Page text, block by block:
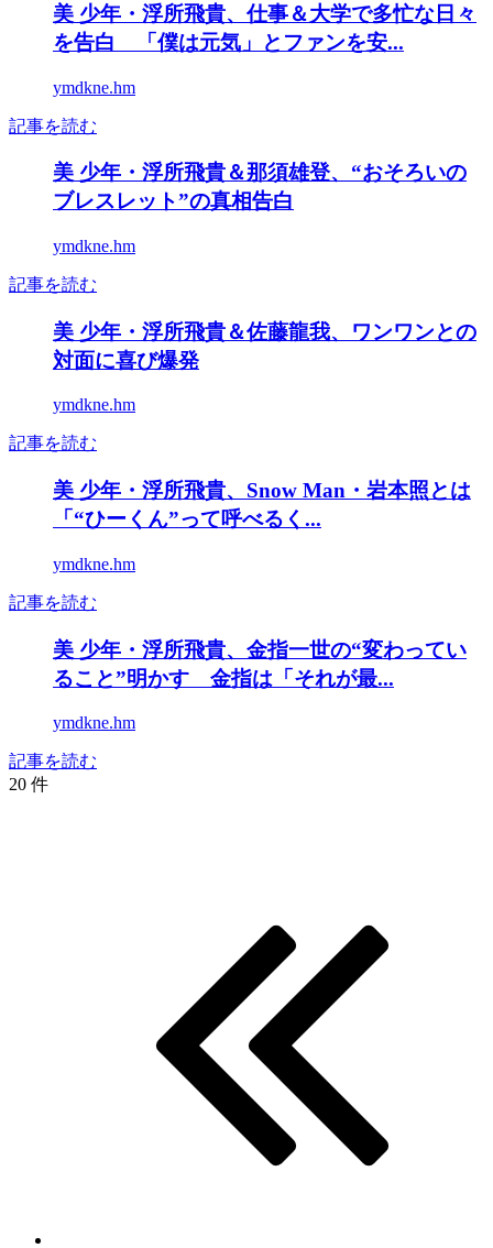
美 少年・浮所飛貴、仕事＆大学で多忙な日々
を告白 「僕は元気」とファンを安...
ymdkne.hm
記事を読む
美 少年・浮所飛貴＆那須雄登、“おそろいの
ブレスレット”の真相告白
ymdkne.hm
記事を読む
美 少年・浮所飛貴＆佐藤龍我、ワンワンとの
対面に喜び爆発
ymdkne.hm
記事を読む
美 少年・浮所飛貴、Snow Man・岩本照とは
「“ひーくん”って呼べるく...
ymdkne.hm
記事を読む
美 少年・浮所飛貴、金指一世の“変わってい
ること”明かす 金指は「それが最...
ymdkne.hm
記事を読む
20 件